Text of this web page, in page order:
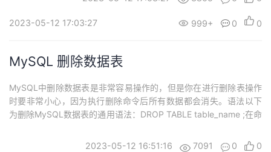
2023-05-12 17:03:27 999+ 0 0
MySQL 删除数据表
MySQL中删除数据表是非常容易操作的，但是你在进行删除表操作
时要非常小心，因为执行删除命令后所有数据都会消失。语法以下
为删除MySQL数据表的通用语法：DROP TABLE table_name ;在命
语句为DROP TABLE：实例以下实例删除了数据表kxdang_tbl:root
2023-05-12 16:51:16 7091 0 0